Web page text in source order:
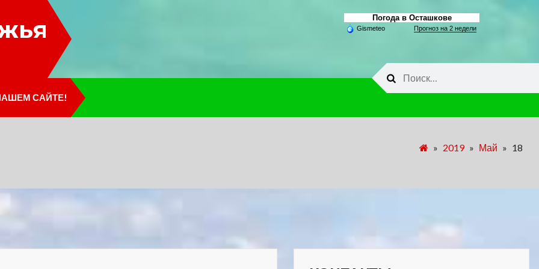
Погода в Осташкове
Gismeteo Прогноз на 2 недели
САЙТЕ!
» 2019 » Май » 18